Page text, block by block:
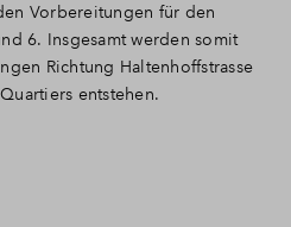
Vorbereitungen für den
6. Insgesamt werden somit
Richtung Haltenhoffstrasse
entstehen.